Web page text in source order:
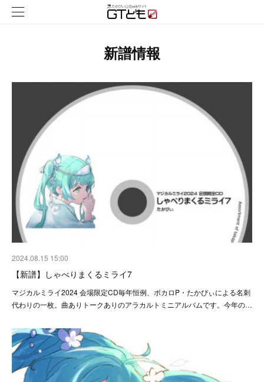
新譜情報
2024.08.15 15:00
【新譜】しゃべりまくるミライ7
マジカルミライ2024 会場限定CD毎年恒例、ボカロP・たかぴぃによる名刺
代わりの一枚。曲ありトークありのアラカルトミニアルバムです。今年の…